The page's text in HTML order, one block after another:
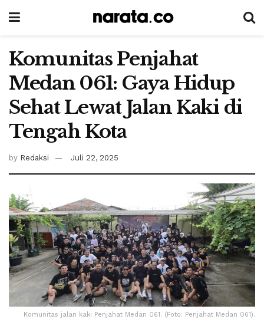
Komunitas Penjahat
Medan 061: Gaya Hidup
Sehat Lewat Jalan Kaki di
Tengah Kota
by Redaksi Juli 22, 2025
Komunitas jalan kaki Penjahat Medan 061. (Foto: Penjahat Medan 061).